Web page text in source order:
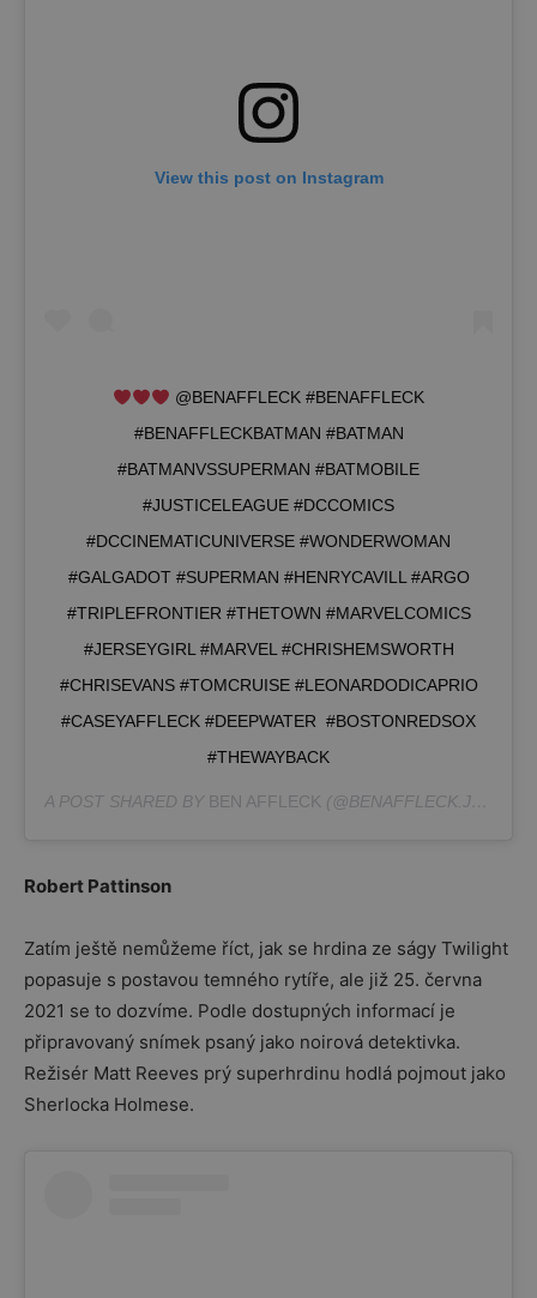
View this post on Instagram
@BENAFFLECK #BENAFFLECK
#BENAFFLECKBATMAN #BATMAN
#BATMANVSSUPERMAN #BATMOBILE
#JUSTICELEAGUE #DCCOMICS
#DCCINEMATICUNIVERSE #WONDERWOMAN
#GALGADOT #SUPERMAN #HENRYCAVILL #ARGO
#TRIPLEFRONTIER #THETOWN #MARVELCOMICS
#JERSEYGIRL #MARVEL #CHRISHEMSWORTH
#CHRISEVANS #TOMCRUISE #LEONARDODICAPRIO
#CASEYAFFLECK #DEEPWATER #BOSTONREDSOX
#THEWAYBACK
A POST SHARED BY BEN AFFLECK (@BENAFFLECK.JPG) ON
Robert Pattinson
Zatím ještě nemůžeme říct, jak se hrdina ze ságy Twilight
popasuje s postavou temného rytíře, ale již 25. června
2021 se to dozvíme. Podle dostupných informací je
připravovaný snímek psaný jako noirová detektivka.
Režisér Matt Reeves prý superhrdinu hodlá pojmout jako
Sherlocka Holmese.